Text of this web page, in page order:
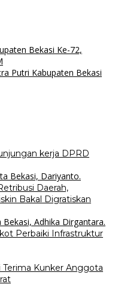
Bekasi Ke-72,
Putri Kabupaten Bekasi
kerja DPRD
Daerah,
Bakal Digratiskan
Perbaiki Infrastruktur
Kunker Anggota